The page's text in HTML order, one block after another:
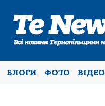
БЛОГИ ФОТО ВІДЕО